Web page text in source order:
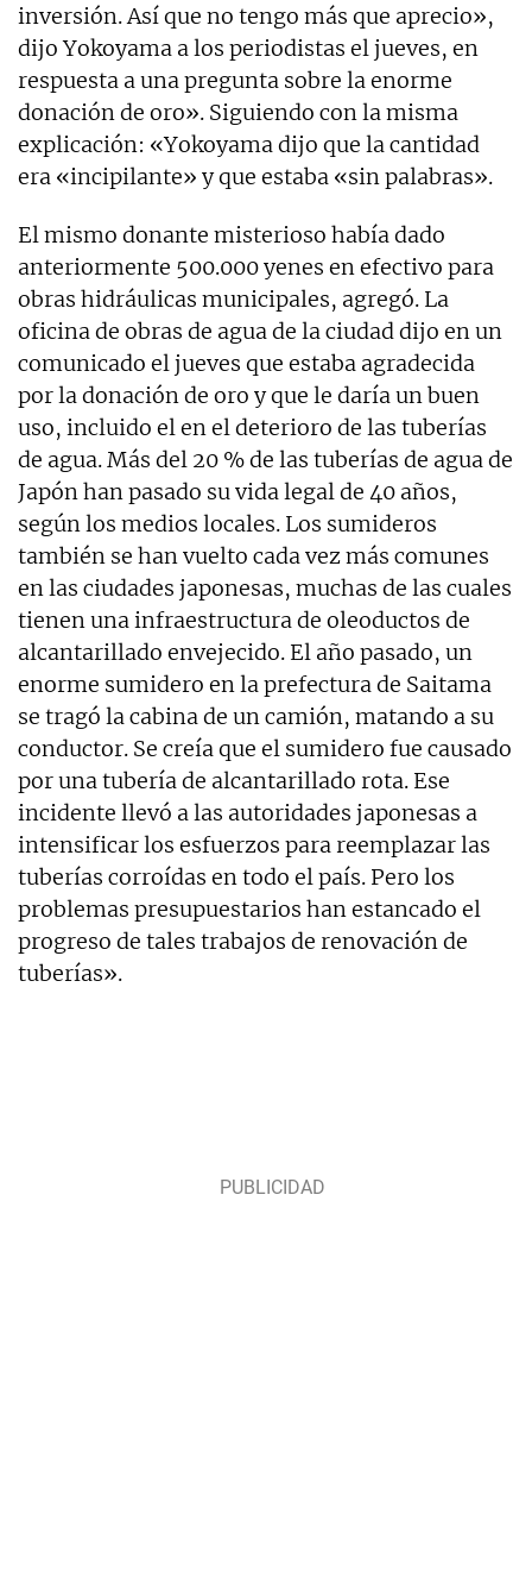
inversión. Así que no tengo más que aprecio»,
dijo Yokoyama a los periodistas el jueves, en
respuesta a una pregunta sobre la enorme
donación de oro». Siguiendo con la misma
explicación: «Yokoyama dijo que la cantidad
era «incipilante» y que estaba «sin palabras».
El mismo donante misterioso había dado
anteriormente 500.000 yenes en efectivo para
obras hidráulicas municipales, agregó. La
oficina de obras de agua de la ciudad dijo en un
comunicado el jueves que estaba agradecida
por la donación de oro y que le daría un buen
uso, incluido el en el deterioro de las tuberías
de agua. Más del 20 % de las tuberías de agua de
Japón han pasado su vida legal de 40 años,
según los medios locales. Los sumideros
también se han vuelto cada vez más comunes
en las ciudades japonesas, muchas de las cuales
tienen una infraestructura de oleoductos de
alcantarillado envejecido. El año pasado, un
enorme sumidero en la prefectura de Saitama
se tragó la cabina de un camión, matando a su
conductor. Se creía que el sumidero fue causado
por una tubería de alcantarillado rota. Ese
incidente llevó a las autoridades japonesas a
intensificar los esfuerzos para reemplazar las
tuberías corroídas en todo el país. Pero los
problemas presupuestarios han estancado el
progreso de tales trabajos de renovación de
tuberías».